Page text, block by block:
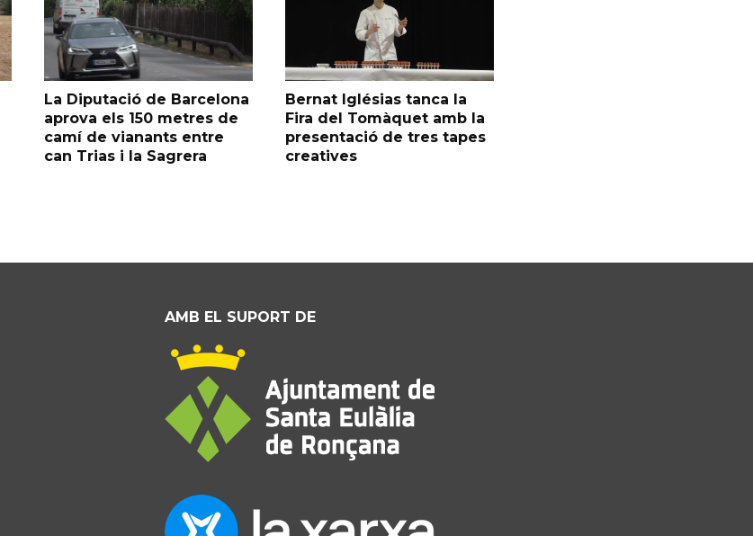
La Diputació de Barcelona
aprova els 150 metres de
camí de vianants entre
can Trias i la Sagrera
Bernat Iglésias tanca la
Fira del Tomàquet amb la
presentació de tres tapes
creatives
AMB EL SUPORT DE